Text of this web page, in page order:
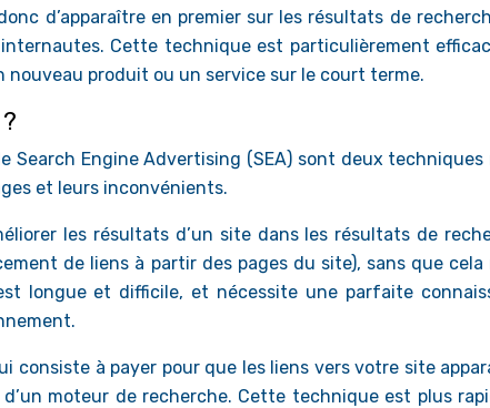
d’apparaître en premier sur les résultats de
Cette technique est particulièrement
produit ou un service sur le court terme.
Search Engine Advertising (SEA) sont deux
et leurs inconvénients.
les résultats d’un site dans les résultats de
de liens à partir des pages du site), sans que cela
longue et difficile, et nécessite une parfaite
consiste à payer pour que les liens vers votre site
moteur de recherche. Cette technique est plus